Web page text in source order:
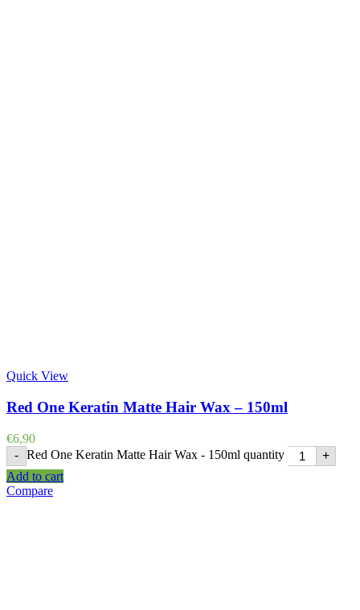
Quick View
Red One Keratin Matte Hair Wax – 150ml
€6,90
- Red One Keratin Matte Hair Wax - 150ml quantity
+
Add to cart
Compare